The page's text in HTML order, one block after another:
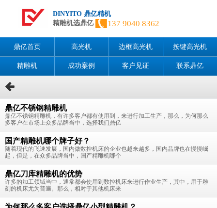
DINYITO 鼎亿精机
精雕机选鼎亿
137 9040 8362
鼎亿首页 高光机 边框高光机 按键高光机
精雕机 成功案例 客户见证 联系鼎亿
鼎亿不锈钢精雕机
鼎亿不锈钢精雕机，有许多客户都有使用到，来进行加工生产，那么，为何那么
多客户在市场上众多品牌当中，选择我们鼎亿
国产精雕机哪个牌子好？
随着现代的飞速发展，国内做数控机床的企业也越来越多，国内品牌也在慢慢崛
起，但是，在众多品牌当中，国产精雕机哪个
鼎亿刀库精雕机的优势
许多的加工领域当中，通常都会使用到数控机床来进行作业生产，其中，用于雕
刻的机床尤为普遍。那么，相对于其他机床来